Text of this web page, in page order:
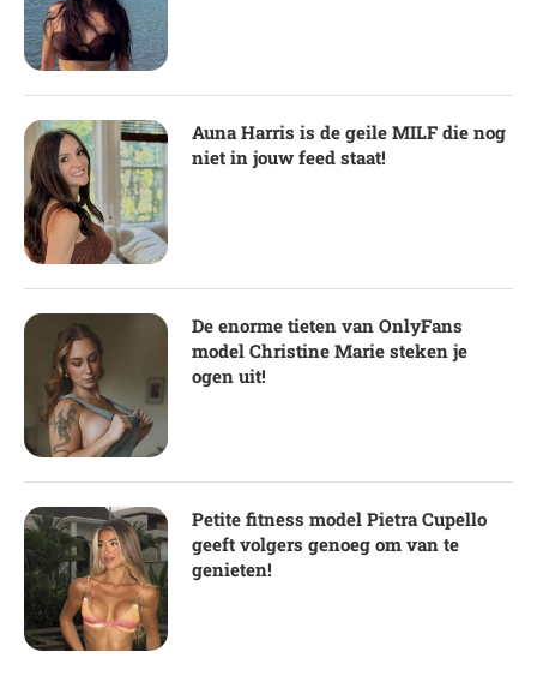
Auna Harris is de geile MILF die nog
niet in jouw feed staat!
De enorme tieten van OnlyFans
model Christine Marie steken je
ogen uit!
Petite fitness model Pietra Cupello
geeft volgers genoeg om van te
genieten!